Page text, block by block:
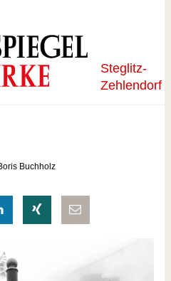
Steglitz-
Zehlendorf
Buchholz
teilen
auf LinkedIn teilen
auf Xing teilen